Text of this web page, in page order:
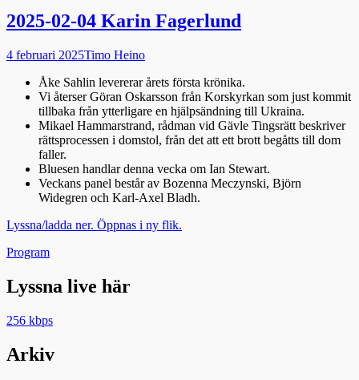
2025-02-04 Karin Fagerlund
Publicerad
4 februari 2025Författare
Timo Heino
Åke Sahlin levererar årets första krönika.
Vi återser Göran Oskarsson från Korskyrkan som just kommit
tillbaka från ytterligare en hjälpsändning till Ukraina.
Mikael Hammarstrand, rådman vid Gävle Tingsrätt beskriver
rättsprocessen i domstol, från det att ett brott begåtts till dom
faller.
Bluesen handlar denna vecka om Ian Stewart.
Veckans panel består av Bozenna Meczynski, Björn
Widegren och Karl-Axel Bladh.
Lyssna/ladda ner. Öppnas i ny flik.
Kategorier
Program
Lyssna live här
256 kbps
Arkiv